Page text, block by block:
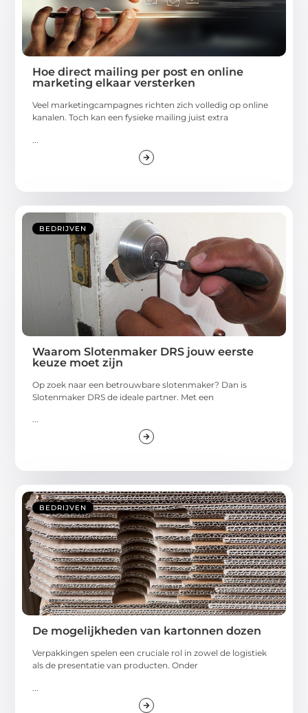
Hoe direct mailing per post en online
marketing elkaar versterken
Veel marketingcampagnes richten zich volledig op online
kanalen. Toch kan een fysieke mailing juist extra
BEDRIJVEN
Waarom Slotenmaker DRS jouw eerste
keuze moet zijn
Op zoek naar een betrouwbare slotenmaker? Dan is
Slotenmaker DRS de ideale partner. Met een
...
BEDRIJVEN
De mogelijkheden van kartonnen dozen
Verpakkingen spelen een cruciale rol in zowel de logistiek
als de presentatie van producten. Onder